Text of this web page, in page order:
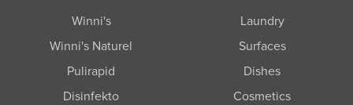
Winni's
Winni's Naturel
Pulirapid
Disinfekto
Laundry
Surfaces
Dishes
Cosmetics